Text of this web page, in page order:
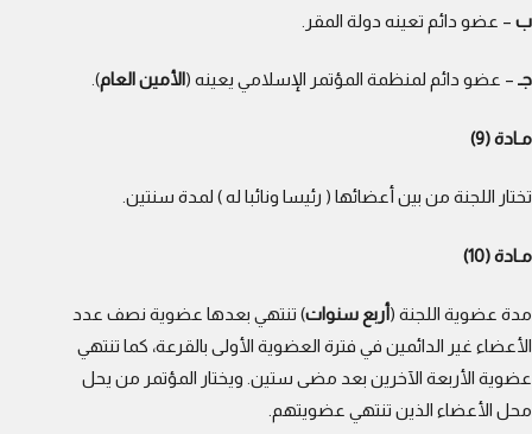
ب – عضو دائم تعينه دولة المقر.
جـ – عضو دائم لمنظمة المؤتمر الإسلامي يعينه (الأمين العام).
مـادة (9)
تختار اللجنة من بين أعضائها ( رئيسا ونائبا له ) لمدة سنتين.
مـادة (10)
مدة عضوية اللجنة (أربع سنوات) تنتهي بعدها عضوية نصف عدد
الأعضاء غير الدائمين في فترة العضوية الأولى بالقرعة، كما تنتهي
عضوية الأربعة الآخرين بعد مضى ستين. ويختار المؤتمر من يحل
محل الأعضاء الذين تنتهي عضويتهم.